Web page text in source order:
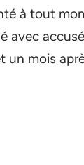
à tout
avec
un mois